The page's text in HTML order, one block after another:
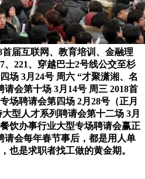
首届互联网、教育培训、金融理
221、穿越巴士2号线公交至杉
场 3月24号 周六 “才聚潇湘、名
会第十场 3月14号 周三 2018首
场聘请会第四场 2月28号（正月
型人才系列聘请会第十二场 3月
饮办事行业大型专场聘请会赢正
请会每年春节事后，都是用人单
也是求职者找工做的黄金期。